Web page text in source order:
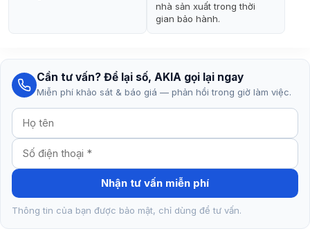
nhà sản xuất trong thời
gian bảo hành.
Cần tư vấn? Để lại số, AKIA gọi lại ngay
Miễn phí khảo sát & báo giá — phản hồi trong giờ làm việc.
Nhận tư vấn miễn phí
Thông tin của bạn được bảo mật, chỉ dùng để tư vấn.